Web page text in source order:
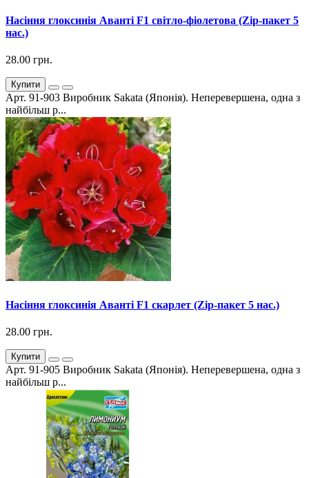
Насіння глоксинія Аванті F1 світло-фіолетова (Zip-пакет 5
нас.)
28.00 грн.
Купити
Арт. 91-903 Виробник Sakata (Японія). Неперевершена, одна з
найбільш р...
Насіння глоксинія Аванті F1 скарлет (Zip-пакет 5 нас.)
28.00 грн.
Купити
Арт. 91-905 Виробник Sakata (Японія). Неперевершена, одна з
найбільш р...